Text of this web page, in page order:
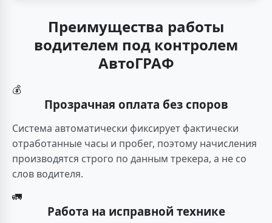
Преимущества работы
водителем под контролем
АвтоГРАФ
💰
Прозрачная оплата без споров
Система автоматически фиксирует фактически
отработанные часы и пробег, поэтому начисления
производятся строго по данным трекера, а не со
слов водителя.
🚛
Работа на исправной технике